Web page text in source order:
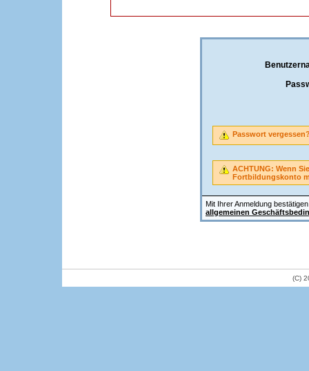
Mit Ihrer Anmeldung
allgemeinen
Passwort
ACHTUNG: Wenn
Fortbildungskonto
(C)